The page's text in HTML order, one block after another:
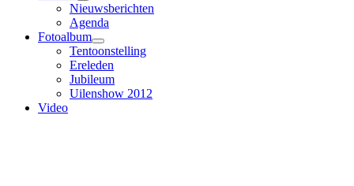
Nieuwsberichten
Agenda
Fotoalbum
Tentoonstelling
Ereleden
Jubileum
Uilenshow 2012
Video